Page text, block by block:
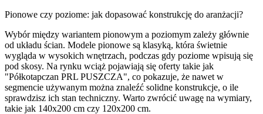
Pionowe czy poziome: jak dopasować konstrukcję do aranżacji?
Wybór między wariantem pionowym a poziomym zależy głównie
od układu ścian. Modele pionowe są klasyką, która świetnie
wygląda w wysokich wnętrzach, podczas gdy poziome wpisują się
pod skosy. Na rynku wciąż pojawiają się oferty takie jak
"Półkotapczan PRL PUSZCZA", co pokazuje, że nawet w
segmencie używanym można znaleźć solidne konstrukcje, o ile
sprawdzisz ich stan techniczny. Warto zwrócić uwagę na wymiary,
takie jak 140x200 cm czy 120x200 cm.